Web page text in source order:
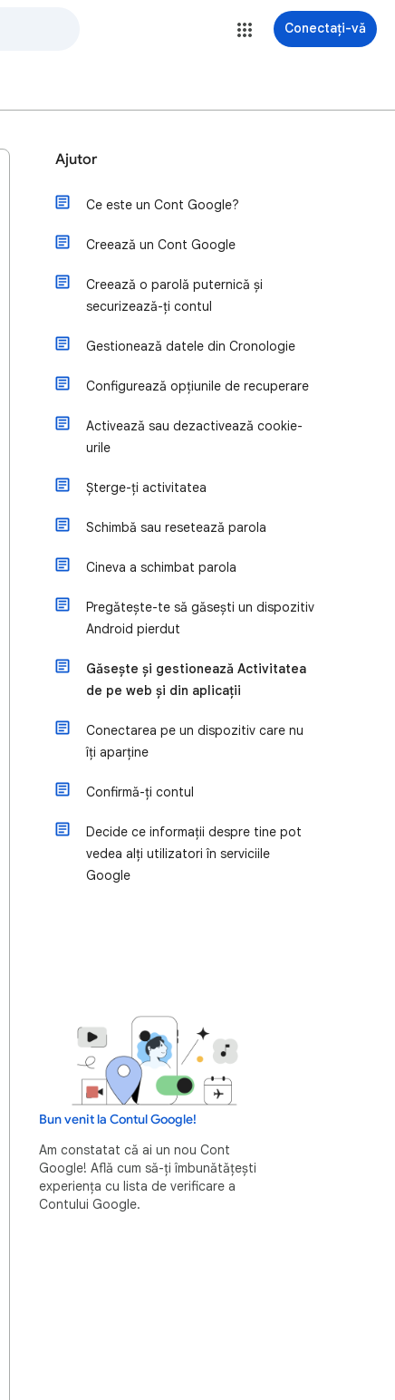
Conectați-vă
Ajutor
Ce este un Cont Google?
Creează un Cont Google
Creează o parolă puternică și
securizează-ți contul
Gestionează datele din Cronologie
Configurează opțiunile de recuperare
Activează sau dezactivează cookie-
urile
Șterge-ți activitatea
Schimbă sau resetează parola
Cineva a schimbat parola
Pregătește-te să găsești un dispozitiv
Android pierdut
Găsește și gestionează Activitatea
de pe web și din aplicații
Conectarea pe un dispozitiv care nu
îți aparține
Confirmă-ți contul
Decide ce informații despre tine pot
vedea alți utilizatori în serviciile
Google
Bun venit la Contul Google!
Am constatat că ai un nou Cont
Google! Află cum să-ți îmbunătățești
experiența cu lista de verificare a
Contului Google.